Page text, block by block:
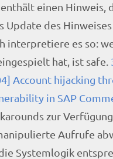
einen Hinweis,
Update des
interpretiere es so:
hat, ist safe.
Account hijacking
in SAP
zur
Aufrufe
Systemlogik